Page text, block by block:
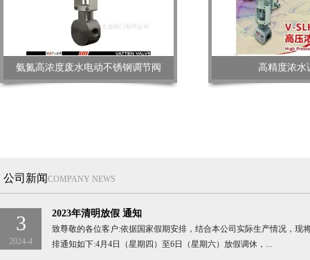
氨氮高浓度废水电动不锈钢调节阀 高精度浓水
公司新闻COMPANY NEWS
3
2024-4
2023年清明放假 通知
致尊敬的各位客户:依据国家假期安排，结合本公司实际生产情况，现
排通知如下:4月4日（星期四）至6日（星期六）放假调休，...